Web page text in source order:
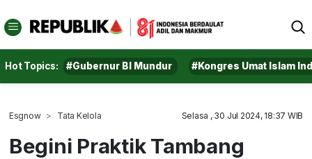
Hot Topics: #Gubernur BI Mundur #Kongres Umat Islam
Esgnow Tata Kelola Selasa , 30 Jul 2024, 18:37 WIB
Begini Praktik Tambang